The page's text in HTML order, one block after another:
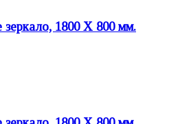
1800 X 800 мм.